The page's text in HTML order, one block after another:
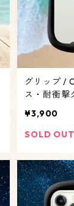
グリップ /
ス・耐衝撃
¥3,900
SOLD OUT